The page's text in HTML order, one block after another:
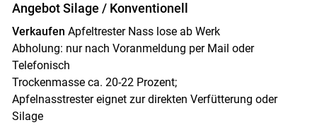
Angebot Silage / Konventionell
Verkaufen Apfeltrester Nass lose ab Werk
Abholung: nur nach Voranmeldung per Mail oder
Telefonisch
Trockenmasse ca. 20-22 Prozent;
Apfelnasstrester eignet zur direkten Verfütterung oder
Silage